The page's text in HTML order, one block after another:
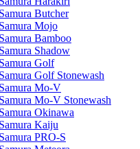
Butcher
Mojo
Bamboo
Shadow
Golf
Golf Stonewash
Mo-V
Mo-V Stonewash
Okinawa
Kaiju
PRO-S